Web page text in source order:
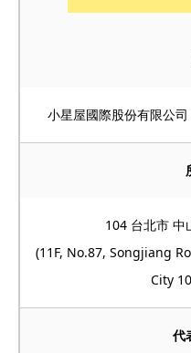
小星屋國際股份有限公
104 台北市 中
(11F, No.87, Songjiang
City
代